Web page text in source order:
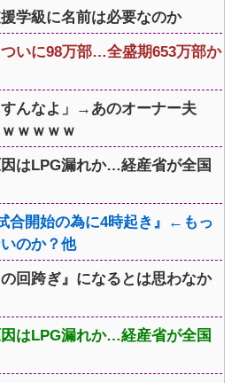
援学級に名前は必要なのか
ついに98万部…全盛期653万部か
すんなよ」→あのオーナー夫
ｗｗｗｗ
はLPG漏れか…経産省が全国
合開始の為に4時起き』←もっ
のか？他
回跨ぎ』になるとは思わなか
はLPG漏れか…経産省が全国